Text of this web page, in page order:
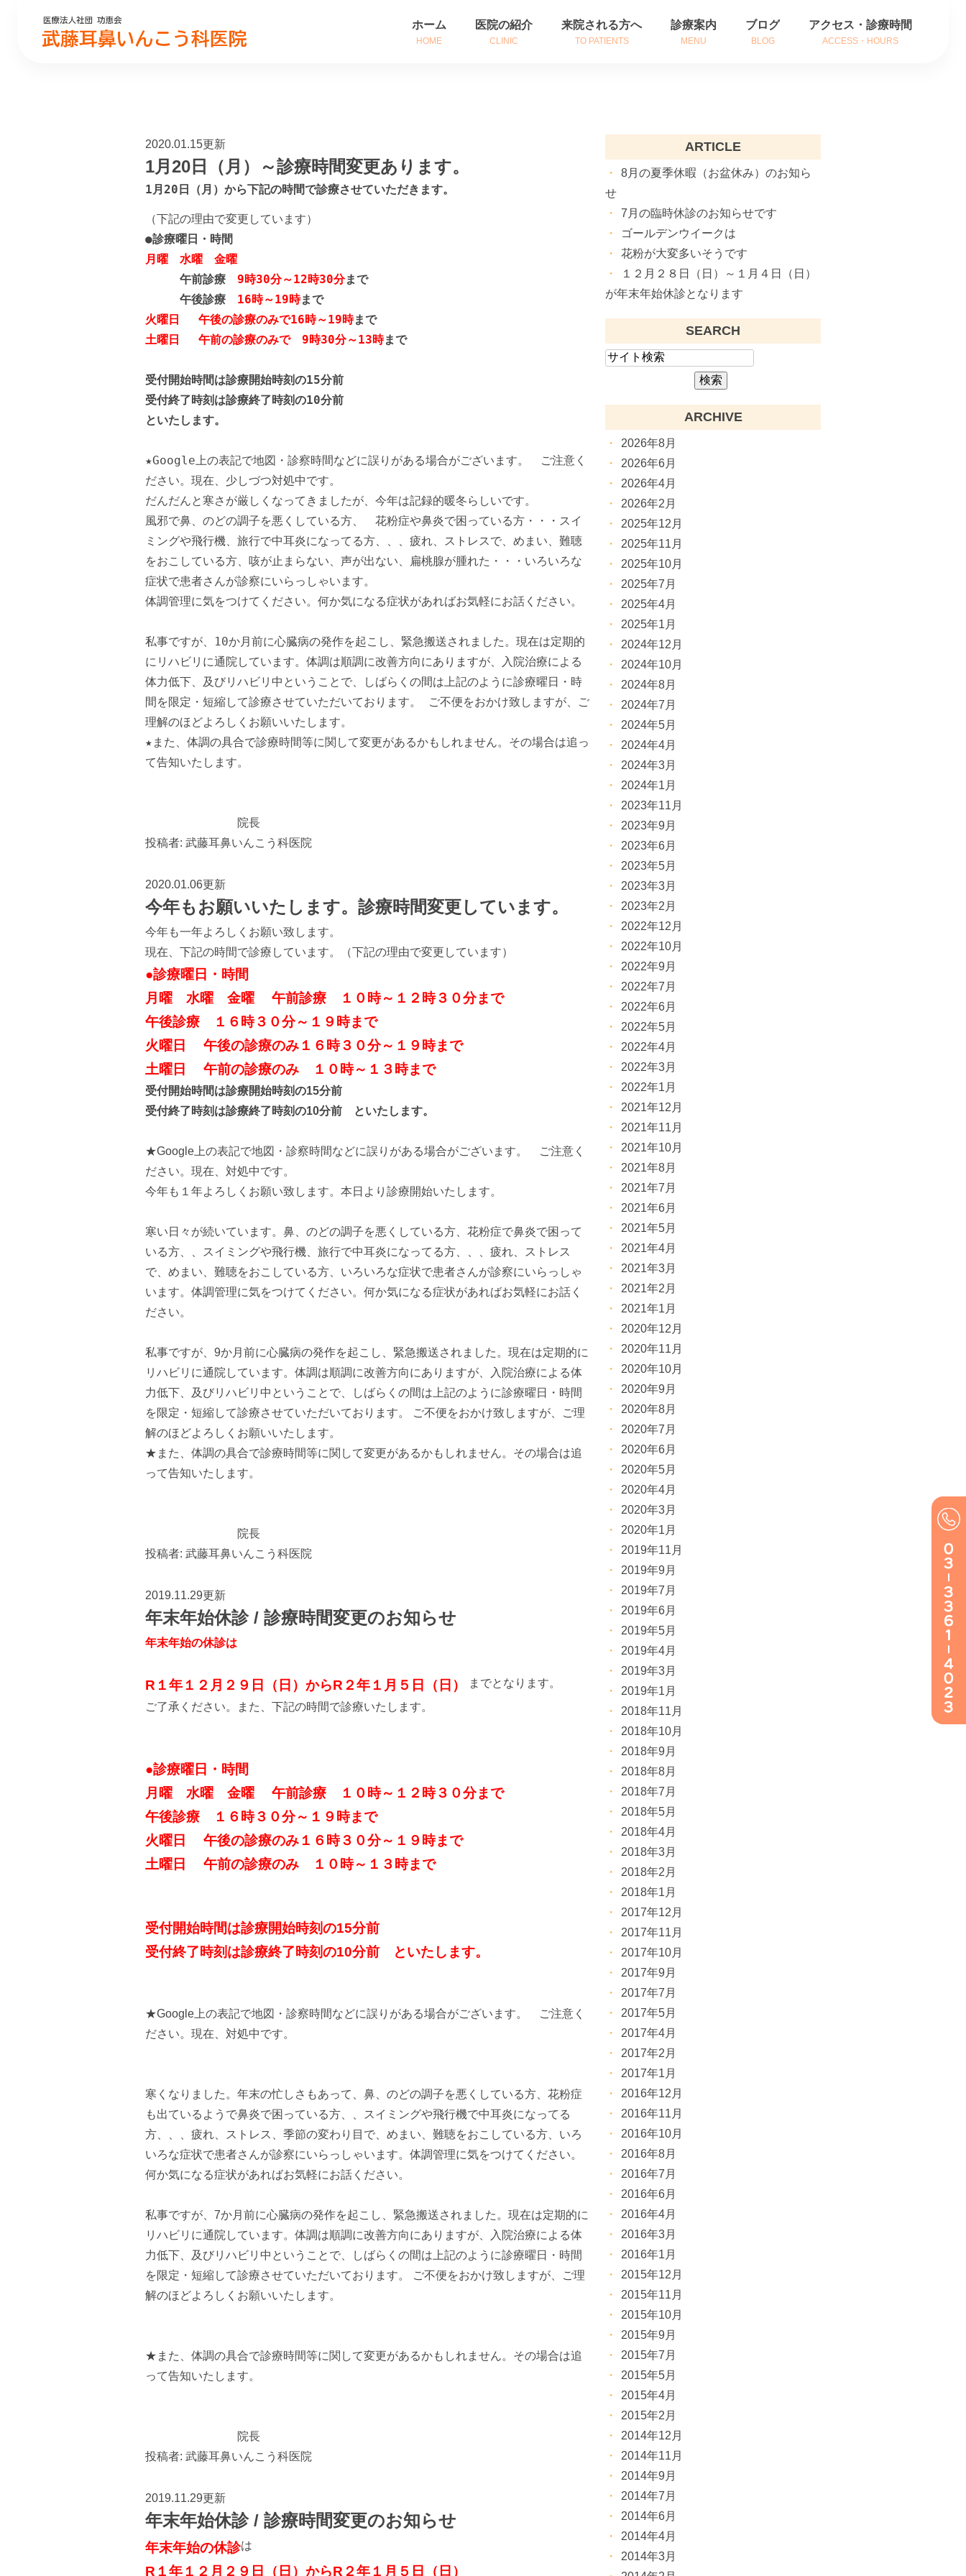
ホーム
HOME
医院の紹介
CLINIC
来院される方へ
TO PATIENTS
診療案内
MENU
のどの症状
がん治療
補聴器相談
インフルエンザ治療
花粉症でお悩みの方へ
ブログ
BLOG
アクセス・診療時間
ACCESS・HOURS
2020.01.15更新
1月20日（月）～診療時間変更あります。
1月20日（月）から下記の時間で診療させていただきます。
（下記の理由で変更しています）
●診療曜日・時間
月曜 水曜 金曜
午前診療 9時30分～12時30分まで
午後診療 16時～19時まで
火曜日
午後の診療のみで16時～19時まで
土曜日 午前の診療のみで
9時30分～13時まで
受付開始時間は診療開始時刻の15分前
受付終了時刻は診療終了時刻の10分前
といたします。
★Google上の表記で地図・診察時間などに誤りがある場合がございます。 ご注意く
ださい。現在、少しづつ対処中です。
だんだんと寒さが厳しくなってきましたが、今年は記録的暖冬らしいです。
風邪で鼻、のどの調子を悪くしている方、 花粉症や鼻炎で困っている方・・・スイ
ミングや飛行機、旅行で中耳炎になってる方、、、疲れ、ストレスで、めまい、難聴
をおこしている方、咳が止まらない、声が出ない、扁桃腺が腫れた・・・いろいろな
症状で患者さんが診察にいらっしゃいます。
体調管理に気をつけてください。何か気になる症状があればお気軽にお話ください。
私事ですが、10か月前に心臓病の発作を起こし、緊急搬送されました。現在は定期的
にリハビリに通院しています。体調は順調に改善方向にありますが、入院治療による
体力低下、及びリハビリ中ということで、しばらくの間は上記のように診療曜日・時
間を限定・短縮して診療させていただいております。 ご不便をおかけ致しますが、ご
理解のほどよろしくお願いいたします。
★また、体調の具合で診療時間等に関して変更があるかもしれません。その場合は追っ
て告知いたします。
院長
投稿者: 武藤耳鼻いんこう科医院
2020.01.06更新
今年もお願いいたします。診療時間変更しています。
今年も一年よろしくお願い致します。
現在、下記の時間で診療しています。（下記の理由で変更しています）
●診療曜日・時間
月曜 水曜 金曜 午前診療 １０時～１２時３０分まで
午後診療 １６時３０分～１９時まで
火曜日 午後の診療のみ１６時３０分～１９時まで
土曜日 午前の診療のみ １０時～１３時まで
受付開始時間は診療開始時刻の15分前
受付終了時刻は診療終了時刻の10分前 といたします。
★Google上の表記で地図・診察時間などに誤りがある場合がございます。 ご注意く
ださい。現在、対処中です。
今年も１年よろしくお願い致します。本日より診療開始いたします。
寒い日々が続いています。鼻、のどの調子を悪くしている方、花粉症で鼻炎で困って
いる方、、スイミングや飛行機、旅行で中耳炎になってる方、、、疲れ、ストレス
で、めまい、難聴をおこしている方、いろいろな症状で患者さんが診察にいらっしゃ
います。体調管理に気をつけてください。何か気になる症状があればお気軽にお話く
ださい。
私事ですが、9か月前に心臓病の発作を起こし、緊急搬送されました。現在は定期的に
リハビリに通院しています。体調は順調に改善方向にありますが、入院治療による体
力低下、及びリハビリ中ということで、しばらくの間は上記のように診療曜日・時間
を限定・短縮して診療させていただいております。 ご不便をおかけ致しますが、ご理
解のほどよろしくお願いいたします。
★また、体調の具合で診療時間等に関して変更があるかもしれません。その場合は追
って告知いたします。
院長
投稿者: 武藤耳鼻いんこう科医院
2019.11.29更新
年末年始休診 / 診療時間変更のお知らせ
年末年始の休診は
R１年１２月２９日（日）からR２年１月５日（日）
までとなります。
ご了承ください。また、下記の時間で診療いたします。
●診療曜日・時間
月曜 水曜 金曜 午前診療 １０時～１２時３０分まで
午後診療 １６時３０分～１９時まで
火曜日 午後の診療のみ１６時３０分～１９時まで
土曜日 午前の診療のみ １０時～１３時まで
受付開始時間は診療開始時刻の15分前
受付終了時刻は診療終了時刻の10分前 といたします。
★Google上の表記で地図・診察時間などに誤りがある場合がございます。 ご注意く
ださい。現在、対処中です。
寒くなりました。年末の忙しさもあって、鼻、のどの調子を悪くしている方、花粉症
も出ているようで鼻炎で困っている方、、スイミングや飛行機で中耳炎になってる
方、、、疲れ、ストレス、季節の変わり目で、めまい、難聴をおこしている方、いろ
いろな症状で患者さんが診察にいらっしゃいます。体調管理に気をつけてください。
何か気になる症状があればお気軽にお話ください。
私事ですが、7か月前に心臓病の発作を起こし、緊急搬送されました。現在は定期的に
リハビリに通院しています。体調は順調に改善方向にありますが、入院治療による体
力低下、及びリハビリ中ということで、しばらくの間は上記のように診療曜日・時間
を限定・短縮して診療させていただいております。 ご不便をおかけ致しますが、ご理
解のほどよろしくお願いいたします。
★また、体調の具合で診療時間等に関して変更があるかもしれません。その場合は追
って告知いたします。
院長
投稿者: 武藤耳鼻いんこう科医院
2019.11.29更新
年末年始休診 / 診療時間変更のお知らせ
年末年始の休診は
R１年１２月２９日（日）からR２年１月５日（日）
ARTICLE
8月の夏季休暇（お盆休み）のお知ら
せ
7月の臨時休診のお知らせです
ゴールデンウイークは
花粉が大変多いそうです
１２月２８日（日）～１月４日（日）
が年末年始休診となります
SEARCH
ARCHIVE
2026年8月
2026年6月
2026年4月
2026年2月
2025年12月
2025年11月
2025年10月
2025年7月
2025年4月
2025年1月
2024年12月
2024年10月
2024年8月
2024年7月
2024年5月
2024年4月
2024年3月
2024年1月
2023年11月
2023年9月
2023年6月
2023年5月
2023年3月
2023年2月
2022年12月
2022年10月
2022年9月
2022年7月
2022年6月
2022年5月
2022年4月
2022年3月
2022年1月
2021年12月
2021年11月
2021年10月
2021年8月
2021年7月
2021年6月
2021年5月
2021年4月
2021年3月
2021年2月
2021年1月
2020年12月
2020年11月
2020年10月
2020年9月
2020年8月
2020年7月
2020年6月
2020年5月
2020年4月
2020年3月
2020年1月
2019年11月
2019年9月
2019年7月
2019年6月
2019年5月
2019年4月
2019年3月
2019年1月
2018年11月
2018年10月
2018年9月
2018年8月
2018年7月
2018年5月
2018年4月
2018年3月
2018年2月
2018年1月
2017年12月
2017年11月
2017年10月
2017年9月
2017年7月
2017年5月
2017年4月
2017年2月
2017年1月
2016年12月
2016年11月
2016年10月
2016年8月
2016年7月
2016年6月
2016年4月
2016年3月
2016年1月
2015年12月
2015年11月
2015年10月
2015年9月
2015年7月
2015年5月
2015年4月
2015年2月
2014年12月
2014年11月
2014年9月
2014年7月
2014年6月
2014年4月
2014年3月